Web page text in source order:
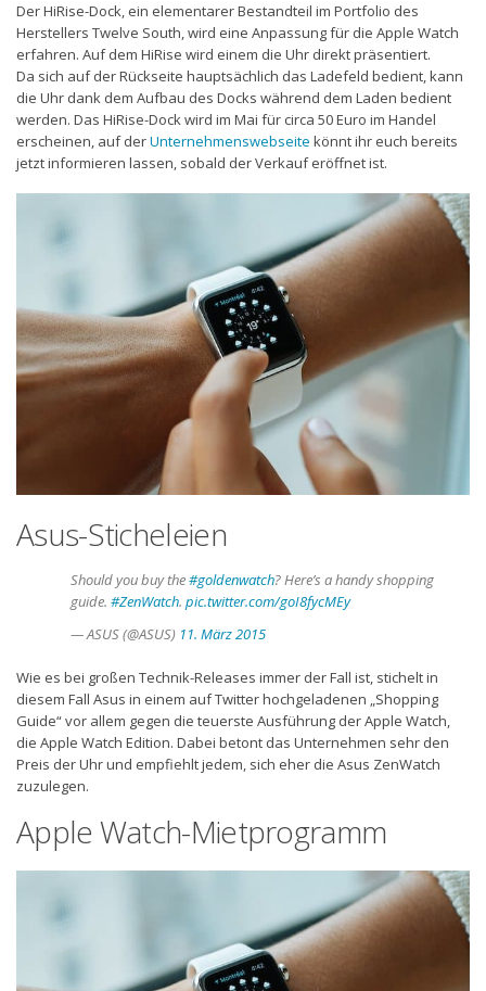
Der HiRise-Dock, ein elementarer Bestandteil im Portfolio des
Herstellers Twelve South, wird eine Anpassung für die Apple Watch
erfahren. Auf dem HiRise wird einem die Uhr direkt präsentiert.
Da sich auf der Rückseite hauptsächlich das Ladefeld bedient, kann
die Uhr dank dem Aufbau des Docks während dem Laden bedient
werden. Das HiRise-Dock wird im Mai für circa 50 Euro im Handel
erscheinen, auf derUnternehmenswebseite könnt ihr euch bereits
jetzt informieren lassen, sobald der Verkauf eröffnet ist.
Asus-Sticheleien
Should you buy the#goldenwatch? Here’s a handy shopping
guide. #ZenWatch. pic.twitter.com/goI8fycMEy
— ASUS (@ASUS) 11. März 2015
Wie es bei großen Technik-Releases immer der Fall ist, stichelt in
diesem Fall Asus in einem auf Twitter hochgeladenen „Shopping
Guide“ vor allem gegen die teuerste Ausführung der Apple Watch,
die Apple Watch Edition. Dabei betont das Unternehmen sehr den
Preis der Uhr und empfiehlt jedem, sich eher die Asus ZenWatch
zuzulegen.
Apple Watch-Mietprogramm